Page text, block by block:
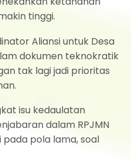
tinggi.
Aliansi untuk Desa
dokumen teknokratik
tak lagi jadi prioritas
isu kedaulatan
dalam RPJMN
pada pola lama, soal